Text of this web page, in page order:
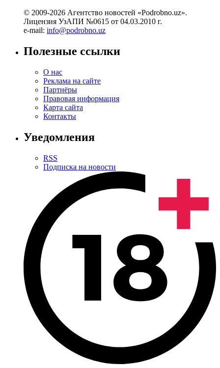
© 2009-2026 Агентство новостей «Podrobno.uz».
Лицензия УзАПИ №0615 от 04.03.2010 г.
e-mail: info@podrobno.uz
Полезные ссылки
О нас
Реклама на сайте
Партнёры
Правовая информация
Карта сайта
Контакты
Уведомления
RSS
Подписка на новости